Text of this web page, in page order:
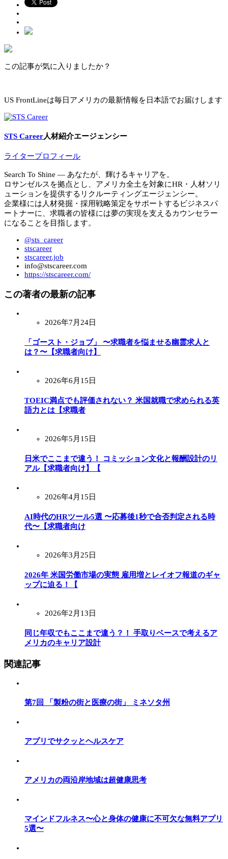
この記事が気に入りましたか？
US FrontLineは毎日アメリカの最新情報を日本語でお届けします
STS Career人材紹介エージェンシー
ライタープロフィール
Search To Shine ― あなたが、輝けるキャリアを。
ロサンゼルスを拠点とし、アメリカ全土を対象にHR・人材ソリ
ューションを提供するリクルーティングエージェンシー。
企業様には人材発掘・採用戦略策定をサポートするビジネスパ
ートナーに、求職者の皆様には夢の実現を支えるカウンセラー
になることを目指します。
@sts_career
stscareer
stscareer.job
info@stscareer.com
https://stscareer.com/
この著者の最新の記事
2026年7月24日
「ゴースト・ジョブ」 〜求職者を悩ませる幽霊求人と
は？〜【求職者向け】
2026年6月15日
TOEIC満点でも評価されない？ 米国就職で求められる英
語力とは【求職者
2026年5月15日
日米でここまで違う！ コミッション文化と報酬設計のリ
アル【求職者向け】【
2026年4月15日
AI時代のHRツール5選 〜応募後1秒で合否判定される時
代〜【求職者向け
2026年3月25日
2026年 米国労働市場の実態 雇用増とレイオフ報道のギャ
ップに迫る！【
2026年2月13日
同じ年収でもここまで違う？！ 手取りベースで考えるア
メリカのキャリア設計
関連記事
第7回 「製粉の街と医療の街」 ミネソタ州
アプリでサクッとヘルスケア
アメリカの両沿岸地域は超健康思考
マインドフルネス〜心と身体の健康に不可欠な無料アプリ
5選〜